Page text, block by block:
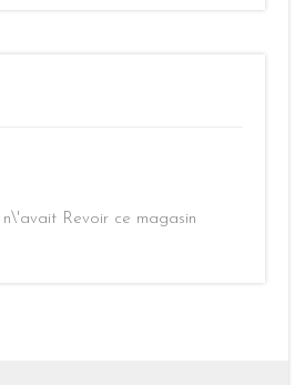
n\'avait Revoir ce magasin